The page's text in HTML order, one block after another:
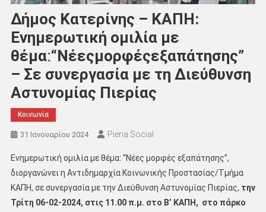
Δήμος Κατερίνης – ΚΑΠΗ:
Ενημερωτική ομιλία με
θέμαː“Nέεςμορφέςεξαπάτησης”
– Σε συνεργασία με τη Διεύθυνση
Αστυνομίας Πιερίας
Κοινωνία
31 Ιανουαρίου 2024 Pieria Social
Ενημερωτική ομιλία με θέμαː “Nέες μορφές εξαπάτησης”,
διοργανώνει η Αντιδημαρχία Κοινωνικής Προστασίας/Τμήμα
ΚΑΠΗ, σε συνεργασία με την Διεύθυνση Αστυνομίας Πιερίας, την
Τρίτη 06-02-2024, στις 11.00 π.μ. στο Β’ ΚΑΠΗ, στο πάρκο